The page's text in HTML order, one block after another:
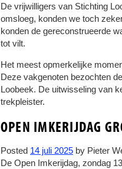
De vrijwilligers van Stichting
omsloeg, konden we toch
konden de gereconstrueerde
tot vilt.
Het meest opmerkelijke
Deze vakgenoten bezochten
Loobeek. De uitwisseling van
trekpleister.
OPEN IMKERIJDAG
Posted 14 juli 2025 by Pieter
De Open Imkerijdag, zondag